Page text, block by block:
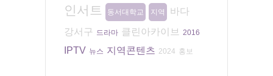
인서트 동서대학교 지역
바다
강서구 드라마 클린아카이브 2016
IPTV 뉴스 지역콘텐츠 2024 홍보